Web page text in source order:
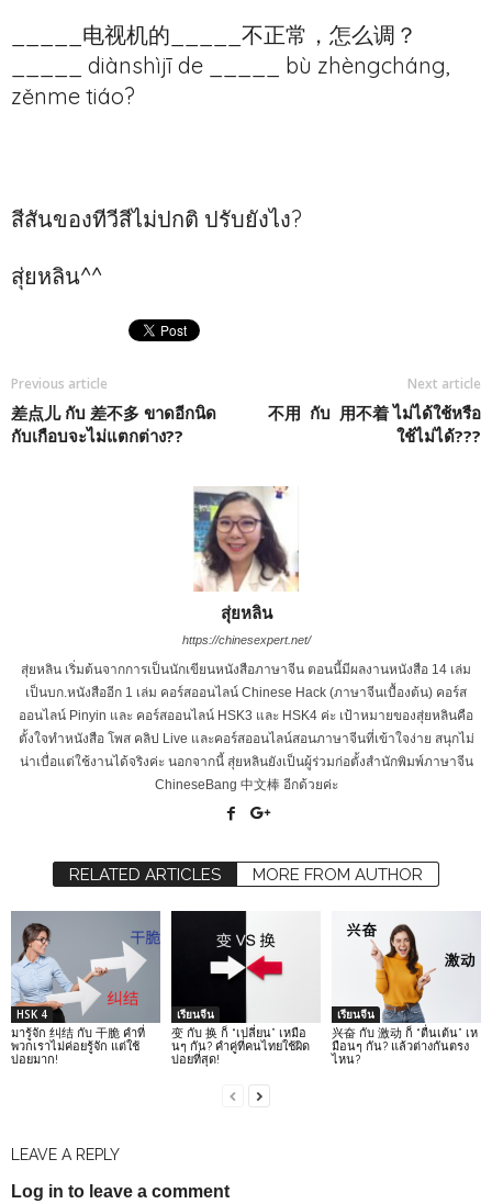
_____电视机的_____不正常，怎么调？
_____ diànshìjī de _____ bù zhèngcháng,
zěnme tiáo?
สีสันของทีวีสีไม่ปกติ ปรับยังไง?
สุ่ยหลิน^^
Previous article
差点儿 กับ 差不多 ขาดอีกนิด
กับเกือบจะไม่แตกต่าง??
Next article
不用 กับ 用不着 ไม่ได้ใช้หรือ
ใช้ไม่ได้???
สุ่ยหลิน
https://chinesexpert.net/
สุ่ยหลิน เริ่มต้นจากการเป็นนักเขียนหนังสือภาษาจีน ตอนนี้มีผลงานหนังสือ 14 เล่ม
เป็นบก.หนังสืออีก 1 เล่ม คอร์สออนไลน์ Chinese Hack (ภาษาจีนเบื้องต้น) คอร์ส
ออนไลน์ Pinyin และ คอร์สออนไลน์ HSK3 และ HSK4 ค่ะ เป้าหมายของสุ่ยหลินคือ
ตั้งใจทำหนังสือ โพส คลิป Live และคอร์สออนไลน์สอนภาษาจีนที่เข้าใจง่าย สนุกไม่
น่าเบื่อแต่ใช้งานได้จริงค่ะ นอกจากนี้ สุ่ยหลินยังเป็นผู้ร่วมก่อตั้งสำนักพิมพ์ภาษาจีน
ChineseBang 中文棒 อีกด้วยค่ะ
RELATED ARTICLES MORE FROM AUTHOR
HSK 4
มารู้จัก 纠结 กับ 干脆 คำที่
พวกเราไม่ค่อยรู้จัก แต่ใช้
บ่อยมาก!
เรียนจีน
变 กับ 换 ก็ “เปลี่ยน” เหมือ
นๆ กัน? คำคู่ที่คนไทยใช้ผิด
บ่อยที่สุด!
เรียนจีน
兴奋 กับ 激动 ก็ “ตื่นเต้น” เห
มือนๆ กัน? แล้วต่างกันตรง
ไหน?
LEAVE A REPLY
Log in to leave a comment